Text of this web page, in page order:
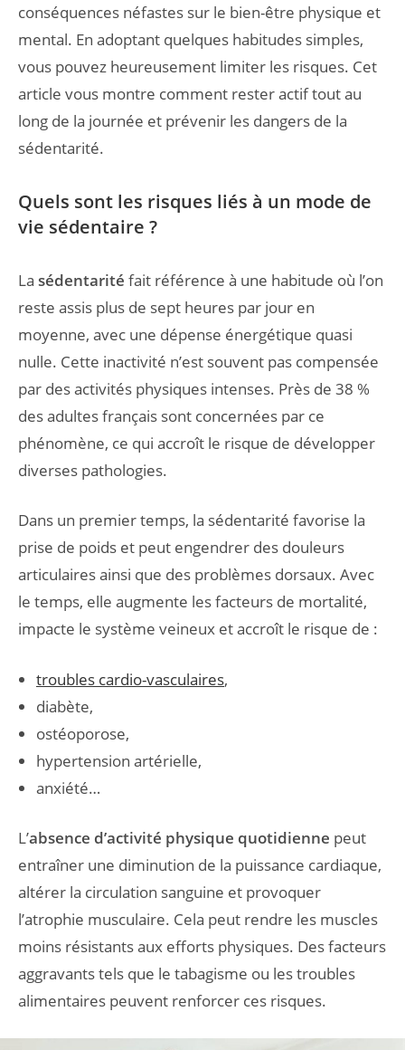
conséquences néfastes sur le bien-être physique et
mental. En adoptant quelques habitudes simples,
vous pouvez heureusement limiter les risques. Cet
article vous montre comment rester actif tout au
long de la journée et prévenir les dangers de la
sédentarité.
Quels sont les risques liés à un mode de
vie sédentaire ?
La sédentarité fait référence à une habitude où l’on
reste assis plus de sept heures par jour en
moyenne, avec une dépense énergétique quasi
nulle. Cette inactivité n’est souvent pas compensée
par des activités physiques intenses. Près de 38 %
des adultes français sont concernées par ce
phénomène, ce qui accroît le risque de développer
diverses pathologies.
Dans un premier temps, la sédentarité favorise la
prise de poids et peut engendrer des douleurs
articulaires ainsi que des problèmes dorsaux. Avec
le temps, elle augmente les facteurs de mortalité,
impacte le système veineux et accroît le risque de :
troubles cardio-vasculaires,
diabète,
ostéoporose,
hypertension artérielle,
anxiété…
L’absence d’activité physique quotidienne peut
entraîner une diminution de la puissance cardiaque,
altérer la circulation sanguine et provoquer
l’atrophie musculaire. Cela peut rendre les muscles
moins résistants aux efforts physiques. Des facteurs
aggravants tels que le tabagisme ou les troubles
alimentaires peuvent renforcer ces risques.